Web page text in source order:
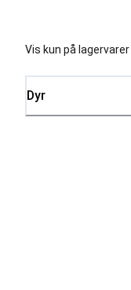
Vis kun på lagervarer
Dyr